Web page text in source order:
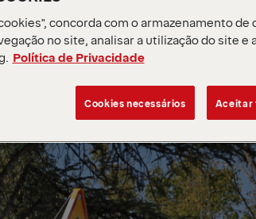
concorda com o armazenamento de
no site, analisar a utilização do site e
Política de Privacidade
Cookies necessários Aceitar